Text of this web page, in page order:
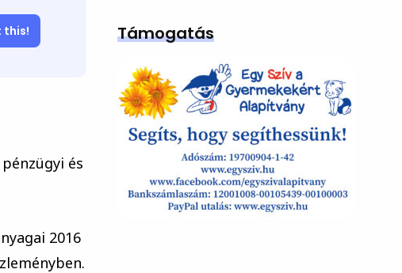
this!
és
2016
Támogatás